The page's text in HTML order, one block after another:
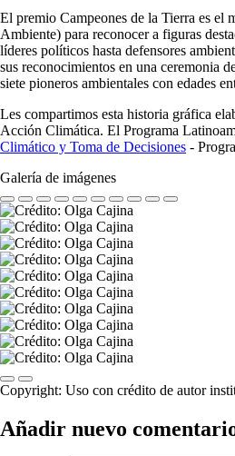
El premio Campeones de la Tierra es
Ambiente) para reconocer a figuras
líderes políticos hasta defensores
sus reconocimientos en una ceremonia
siete pioneros ambientales con edades
Les compartimos esta historia gráfica
Acción Climática. El Programa
Climático y Toma de Decisiones -
Galería de imágenes
Previous
Next
Copyright: Uso con crédito de autor
Añadir nuevo